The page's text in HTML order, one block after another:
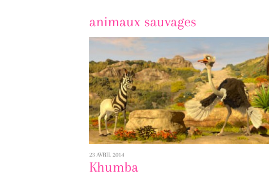
content
animaux sauvages
23 AVRIL 2014
Khumba